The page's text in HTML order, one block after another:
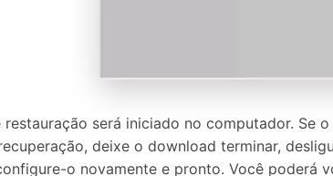
restauração será iniciado no computador. Se
deixe o download terminar,
o novamente e pronto. Você poderá